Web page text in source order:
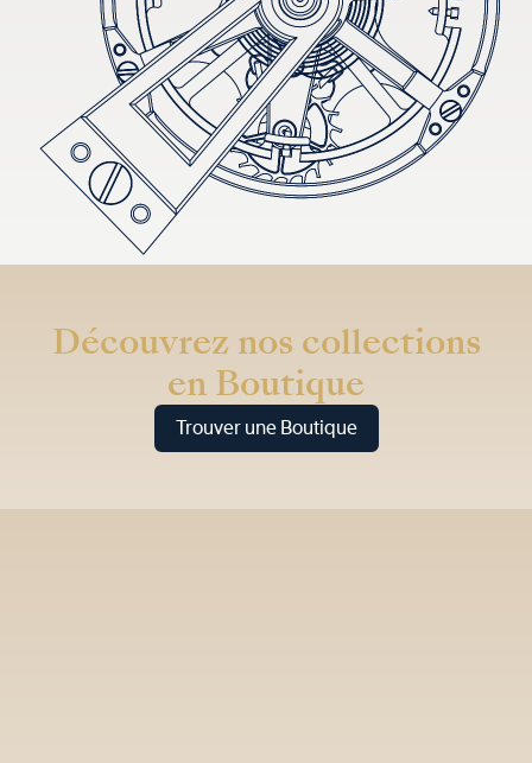
Découvrez nos collections
en Boutique
Trouver une Boutique